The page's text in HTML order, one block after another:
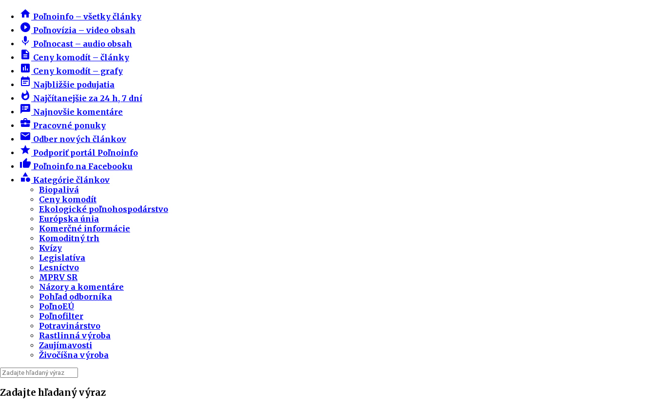
home Poľnoinfo – všetky články
play_circle_filled Poľnovízia – video obsah
mic Poľnocast – audio obsah
description Ceny komodít – články
insert_chart Ceny komodít – grafy
event_note Najbližšie podujatia
whatshot Najčítanejšie za 24 h, 7 dní
speaker_notes Najnovšie komentáre
business_center Pracovné ponuky
email Odber nových článkov
star Podporiť portál Poľnoinfo
thumb_up Poľnoinfo na Facebooku
category Kategórie článkov
Biopalivá
Ceny komodít
Ekologické poľnohospodárstvo
Európska únia
Komerčné informácie
Komoditný trh
Kvízy
Legislatíva
Lesníctvo
MPRV SR
Názory a komentáre
Pohľad odborníka
PoľnoEÚ
Poľnofilter
Potravinárstvo
Rastlinná výroba
Zaujímavosti
Živočíšna výroba
Zadajte hľadaný výraz